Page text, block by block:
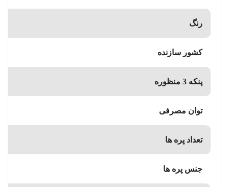
رنگ
کشور سازنده
پنکه 3 منظوره
توان مصرفی
تعداد پره ها
جنس پره ها